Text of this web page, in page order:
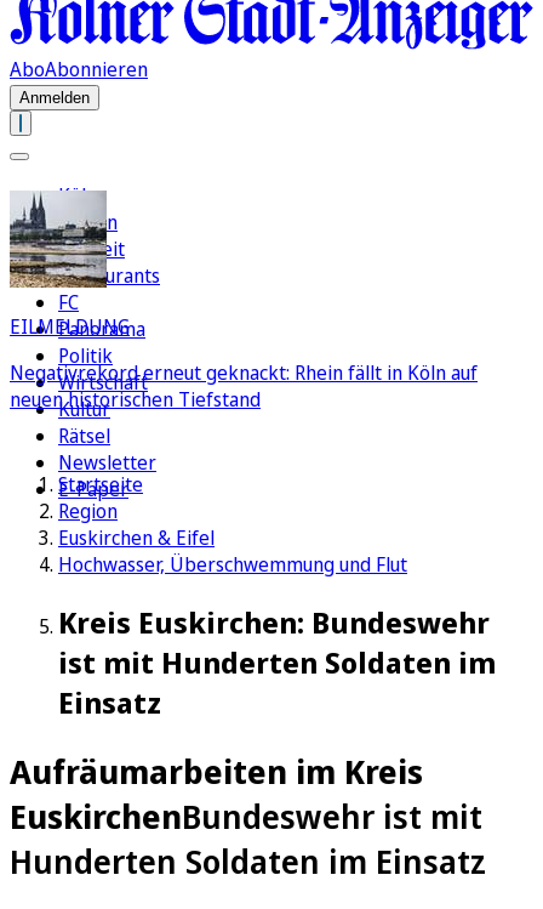
AboAbonnieren
Anmelden
Köln
Region
Freizeit
Restaurants
FC
Panorama
Politik
Wirtschaft
Kultur
Rätsel
Newsletter
E-Paper
EILMELDUNG
Negativrekord erneut geknackt: Rhein fällt in Köln auf
neuen historischen Tiefstand
Startseite
Region
Euskirchen & Eifel
Hochwasser, Überschwemmung und Flut
Kreis Euskirchen: Bundeswehr
ist mit Hunderten Soldaten im
Einsatz
Aufräumarbeiten im Kreis
EuskirchenBundeswehr ist mit
Hunderten Soldaten im Einsatz